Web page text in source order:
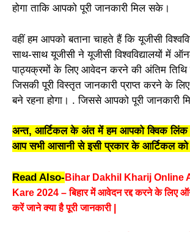
होगा ताकि आपको पूरी जानकारी मिल सके।
वहीं हम आपको बताना चाहते हैं कि यूजीसी
साथ-साथ यूजीसी ने यूजीसी विश्वविद्यालयों में
पाठ्यक्रमों के लिए आवेदन करने की अंतिम तिथि
जिसकी पूरी विस्तृत जानकारी प्राप्त करने के
बने रहना होगा। . जिससे आपको पूरी जानकारी
अन्त, आर्टिकल के अंत में हम आपको क्विक लिंक
आप सभी आसानी से इसी प्रकार के आर्टिकल
Read Also- Bihar Dakhil Kharij Online
Kare 2024 – बिहार में आवेदन रद्द करने के लिए
करें जाने क्या है पूरी जानकारी |